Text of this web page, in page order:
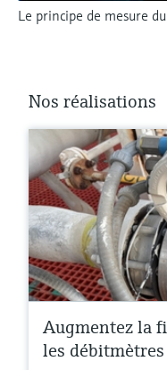
Le principe de mesure
Nos réalisations
Augmentez la
les